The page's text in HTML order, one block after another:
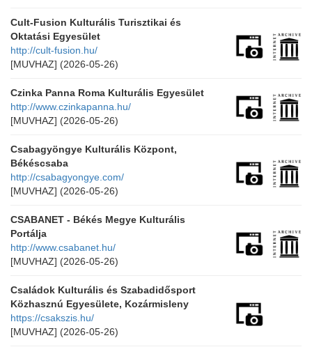
Cult-Fusion Kulturális Turisztikai és
Oktatási Egyesület
http://cult-fusion.hu/
[MUVHAZ] (2026-05-26)
Czinka Panna Roma Kulturális Egyesület
http://www.czinkapanna.hu/
[MUVHAZ] (2026-05-26)
Csabagyöngye Kulturális Központ,
Békéscsaba
http://csabagyongye.com/
[MUVHAZ] (2026-05-26)
CSABANET - Békés Megye Kulturális
Portálja
http://www.csabanet.hu/
[MUVHAZ] (2026-05-26)
Családok Kulturális és Szabadidősport
Közhasznú Egyesülete, Kozármisleny
https://csakszis.hu/
[MUVHAZ] (2026-05-26)